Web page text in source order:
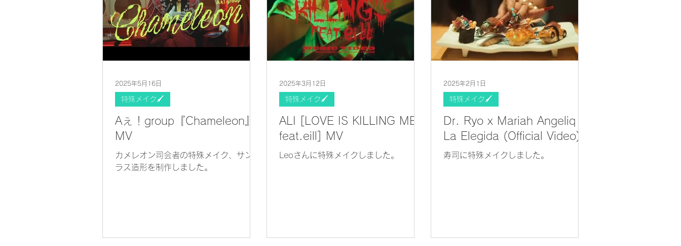
Aぇ！group『Chameleon』
MV
カメレオン司会者の特殊メイク、サング
ラス造形を制作しました。
特殊メイク🖌
2025年5月16日
ALI [LOVE IS KILLING ME
feat.eill] MV
Leoさんに特殊メイクしました。
特殊メイク🖌
2025年3月12日
Dr. Ryo x Mariah Angeliq -
La Elegida (Official Video)
寿司に特殊メイクしました。
特殊メイク🖌
2025年2月1日